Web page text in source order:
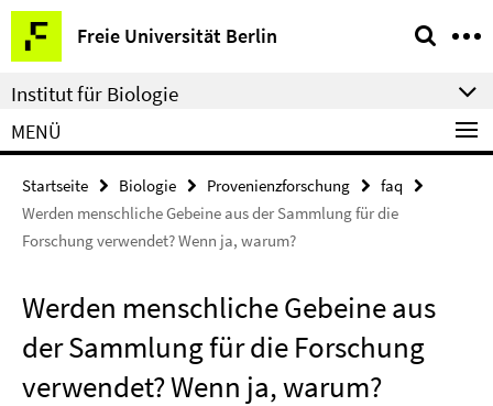
Springe
direkt
zu
Inhalt
Freie Universität Berlin
Service-
Navigation
Institut für Biologie
MENÜ
Startseite Biologie Provenienzforschung
faq
Werden menschliche Gebeine aus der Sammlung für die
Forschung verwendet? Wenn ja, warum?
Werden menschliche Gebeine aus
der Sammlung für die Forschung
verwendet? Wenn ja, warum?